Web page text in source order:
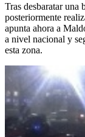
Tras desbaratar una
posteriormente
apunta ahora a
a nivel nacional y
esta zona.